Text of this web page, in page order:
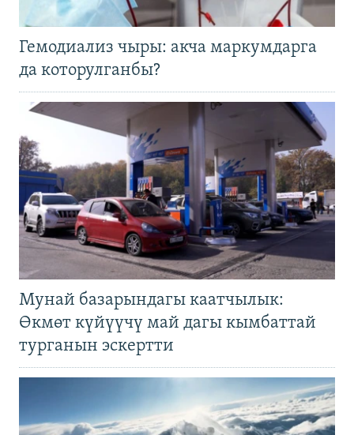
Гемодиализ чыры: акча маркумдарга
да которулганбы?
Мунай базарындагы каатчылык:
Өкмөт күйүүчү май дагы кымбаттай
турганын эскертти